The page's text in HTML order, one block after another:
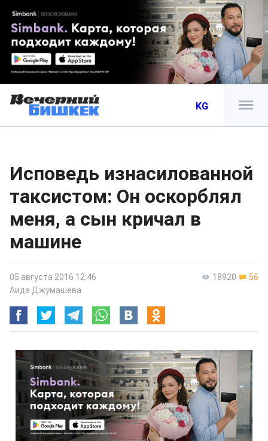
KG
Исповедь изнасилованной
таксистом: Он оскорблял
меня, а сын кричал в
машине
18920 56
05 августа 2016 12:46
Аида Джумашева